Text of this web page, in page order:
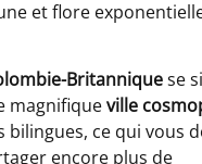
et flore
Britanniquese
magnifiqueville
bilingues, ce qui vous
encore plus de